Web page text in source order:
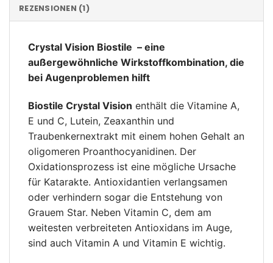
REZENSIONEN (1)
Crystal Vision Biostile – eine
außergewöhnliche Wirkstoffkombination, die
bei Augenproblemen hilft
Biostile Crystal Vision enthält die Vitamine A,
E und C, Lutein, Zeaxanthin und
Traubenkernextrakt mit einem hohen Gehalt an
oligomeren Proanthocyanidinen. Der
Oxidationsprozess ist eine mögliche Ursache
für Katarakte. Antioxidantien verlangsamen
oder verhindern sogar die Entstehung von
Grauem Star. Neben Vitamin C, dem am
weitesten verbreiteten Antioxidans im Auge,
sind auch Vitamin A und Vitamin E wichtig.